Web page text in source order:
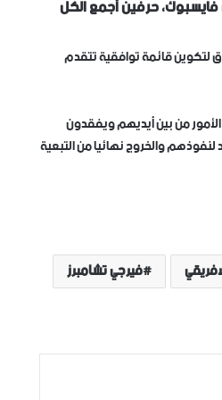
حرفين أجمع الكل
لتكوين قائمة توافقية تتقدم
الأمور من بين أيديهم ويفقدون
والخروج نهائيا من التبعية
فيرجي تشامبرز